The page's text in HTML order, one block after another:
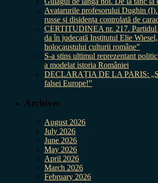
Avatarurile profesorului Dughin
russe și disidența controlată de
CERTITUDINEA nr. 217. Partidul
da în judecată Institutul Elie
holocaustului culturii române”
S-a stins ultimul reprezentant
a modelat istoria României
DECLARAȚIA DE LA PARIS:
falsei Europe!”
Archives
August 2026
July 2026
June 2026
May 2026
April 2026
March 2026
February 2026